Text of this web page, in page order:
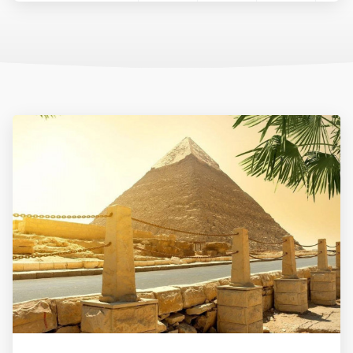
eltérő dátumra esik. Ez alatt sok étterem és üzlet napközben
Mit érdemes magunkkal vinni?
Az utazás során praktikus a könnyű, világos színű, jól szellőző
ruházat. A strandoláshoz napvédő krém (magas faktorszámú),
napszemüveg, kalap, strandpapucs ajánlott. A városnézésekhez
és kirándulásokhoz zárt cipő és hosszú nadrág, illetve vállat
takaró felső javasolt, különösen a vallási helyszíneken vagy
kevésbé turistás területeken.